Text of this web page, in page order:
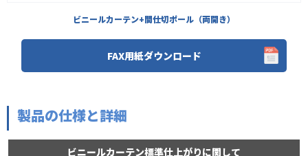
ビニールカーテン+間仕切ポール（両開き）
FAX用紙ダウンロード
製品の仕様と詳細
ビニールカーテン標準仕上がりに関して